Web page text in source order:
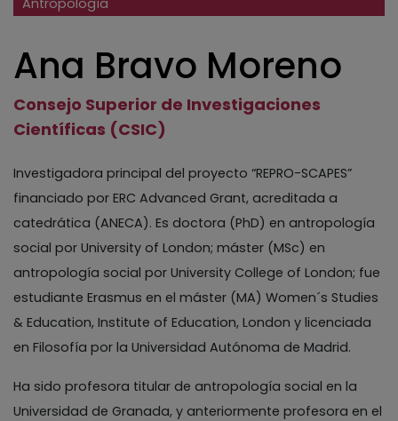
Antropología
Ana Bravo Moreno
Consejo Superior de Investigaciones
Científicas (CSIC)
Investigadora principal del proyecto “REPRO-SCAPES”
financiado por ERC Advanced Grant, acreditada a
catedrática (ANECA). Es doctora (PhD) en antropología
social por University of London; máster (MSc) en
antropología social por University College of London; fue
estudiante Erasmus en el máster (MA) Women´s Studies
& Education, Institute of Education, London y licenciada
en Filosofía por la Universidad Autónoma de Madrid.
Ha sido profesora titular de antropología social en la
Universidad de Granada, y anteriormente profesora en el